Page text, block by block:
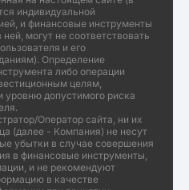
индивидуальной
и финансовые инструменты
могут не соответствовать
и его
Определение
либо операции
целям,
уровню допустимого риска
Оператор сайта, ни их
(далее - Компания) не несут
убытки в случае совершения
в финансовые инструменты,
и не рекомендуют
в качестве